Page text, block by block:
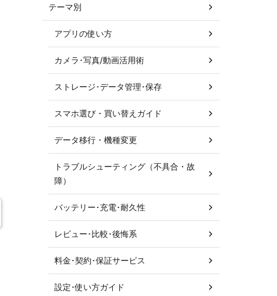
テーマ別
アプリの使い方
カメラ･写真/動画活用術
ストレージ･データ管理･保存
スマホ選び・買い替えガイド
データ移行・機種変更
トラブルシューティング（不具合・故
障）
バッテリー･充電･耐久性
レビュー･比較･後悔系
料金･契約･保証サービス
設定･使い方ガイド